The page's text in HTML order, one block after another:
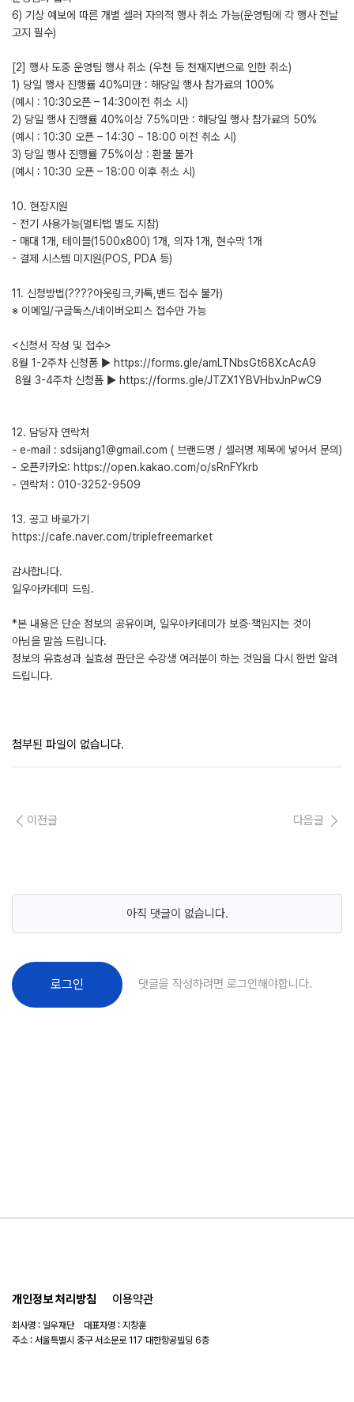
6) 기상 예보에 따른 개별 셀러 자의적 행사 취소 가능(운영팀에 각 행사 전날
고지 필수)
[2] 행사 도중 운영팀 행사 취소 (우천 등 천재지변으로 인한 취소)
1) 당일 행사 진행률 40%미만 : 해당일 행사 참가료의 100%
(예시 : 10:30오픈 – 14:30이전 취소 시)
2) 당일 행사 진행률 40%이상 75%미만 : 해당일 행사 참가료의 50%
(예시 : 10:30 오픈 – 14:30 ~ 18:00 이전 취소 시)
3) 당일 행사 진행률 75%이상 : 환불 불가
(예시 : 10:30 오픈 – 18:00 이후 취소 시)
10. 현장지원
- 전기 사용가능(멀티탭 별도 지참)
- 매대 1개, 테이블(1500x800) 1개, 의자 1개, 현수막 1개
- 결제 시스템 미지원(POS, PDA 등)
11. 신청방법(????아웃링크,카톡,밴드 접수 불가)
※ 이메일/구글독스/네이버오피스 접수만 가능
<신청서 작성 및 접수>
8월 1-2주차 신청폼 ▶ https://forms.gle/amLTNbsGt68XcAcA9
​ 8월 3-4주차 신청폼 ▶ https://forms.gle/JTZX1YBVHbvJnPwC9
12. 담당자 연락처
- e-mail : sdsijang1@gmail.com ( 브랜드명 / 셀러명 제목에 넣어서 문의)
- 오픈카카오: https://open.kakao.com/o/sRnFYkrb
- 연락처 : 010-3252-9509
​13. 공고 바로가기
https://cafe.naver.com/triplefreemarket
감사합니다.
일우아카데미 드림.
*본 내용은 단순 정보의 공유이며, 일우아카데미가 보증·책임지는 것이
아님을 말씀 드립니다.
정보의 유효성과 실효성 판단은 수강생 여러분이 하는 것임을 다시 한번 알려
드립니다.
첨부된 파일이 없습니다.
이전글 다음글
아직 댓글이 없습니다.
로그인 댓글을 작성하려면 로그인해야합니다.
개인정보 처리방침 이용약관
회사명 : 일우재단 대표자명 : 지창훈
주소 : 서울특별시 중구 서소문로 117 대한항공빌딩 6층